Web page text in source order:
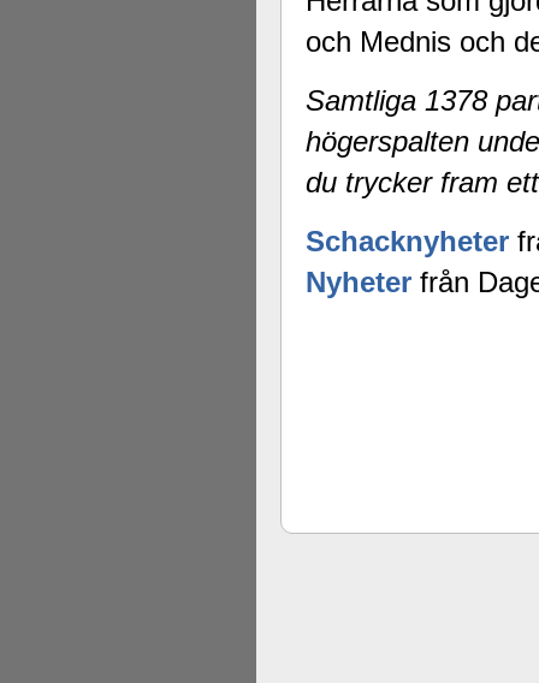
och Mednis och
Samtliga 1378
högerspalten
du trycker fram
Schacknyheter
Nyheter från